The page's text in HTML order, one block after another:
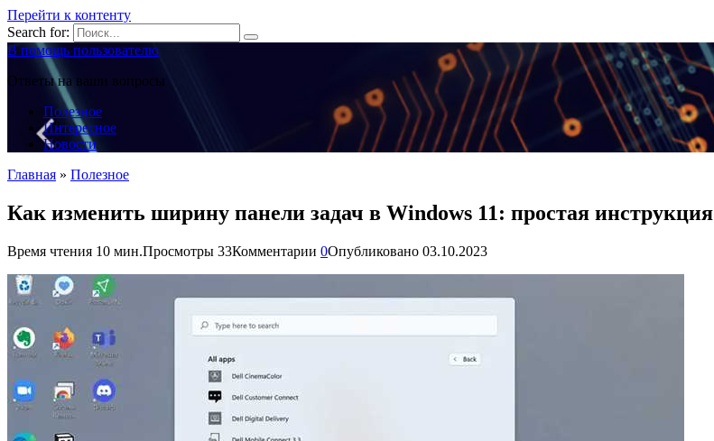
Перейти к контенту
Search for:
В помощь пользователю
Ответы на ваши вопросы
Полезное
Интересное
Новости
Главная » Полезное
Как изменить ширину панели задач в Windows 11: простая инструкция
Время чтения 10 мин.Просмотры 33Комментарии 0Опубликовано 03.10.2023